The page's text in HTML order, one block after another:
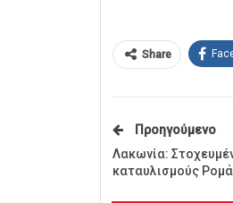
Share
Προηγούμενο
Λακωνία:
καταυλισμούς Ρομά